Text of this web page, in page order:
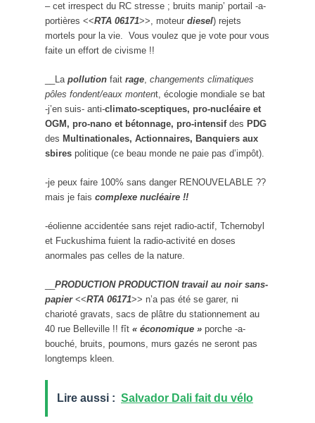
– cet irrespect du RC stresse ; bruits manip’ portail -a-
portières <<RTA 06171>>, moteur diesel) rejets
mortels pour la vie. Vous voulez que je vote pour vous
faite un effort de civisme !!
__La pollution fait rage, changements climatiques
pôles fondent/eaux montent, écologie mondiale se bat
-j’en suis- anti-climato-sceptiques, pro-nucléaire et
OGM, pro-nano et bétonnage, pro-intensif des PDG
des Multinationales, Actionnaires, Banquiers aux
sbires politique (ce beau monde ne paie pas d’impôt).
-je peux faire 100% sans danger RENOUVELABLE ??
mais je fais complexe nucléaire !!
-éolienne accidentée sans rejet radio-actif, Tchernobyl
et Fuckushima fuient la radio-activité en doses
anormales pas celles de la nature.
PRODUCTION PRODUCTION travail au noir sans-
papier <<RTA 06171>> n’a pas été se garer, ni
charioté gravats, sacs de plâtre du stationnement au
40 rue Belleville !! fît « économique » porche -a-
bouché, bruits, poumons, murs gazés ne seront pas
longtemps kleen.
Lire aussi : Salvador Dali fait du vélo